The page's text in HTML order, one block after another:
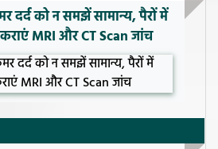
दर्द को न समझें सामान्य, पैरों में
कराएं MRI और CT Scan जांच